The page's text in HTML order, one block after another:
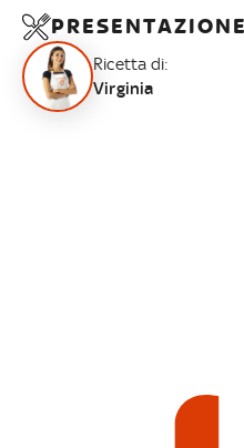
PRESENTAZIONE
Ricetta di:
Virginia